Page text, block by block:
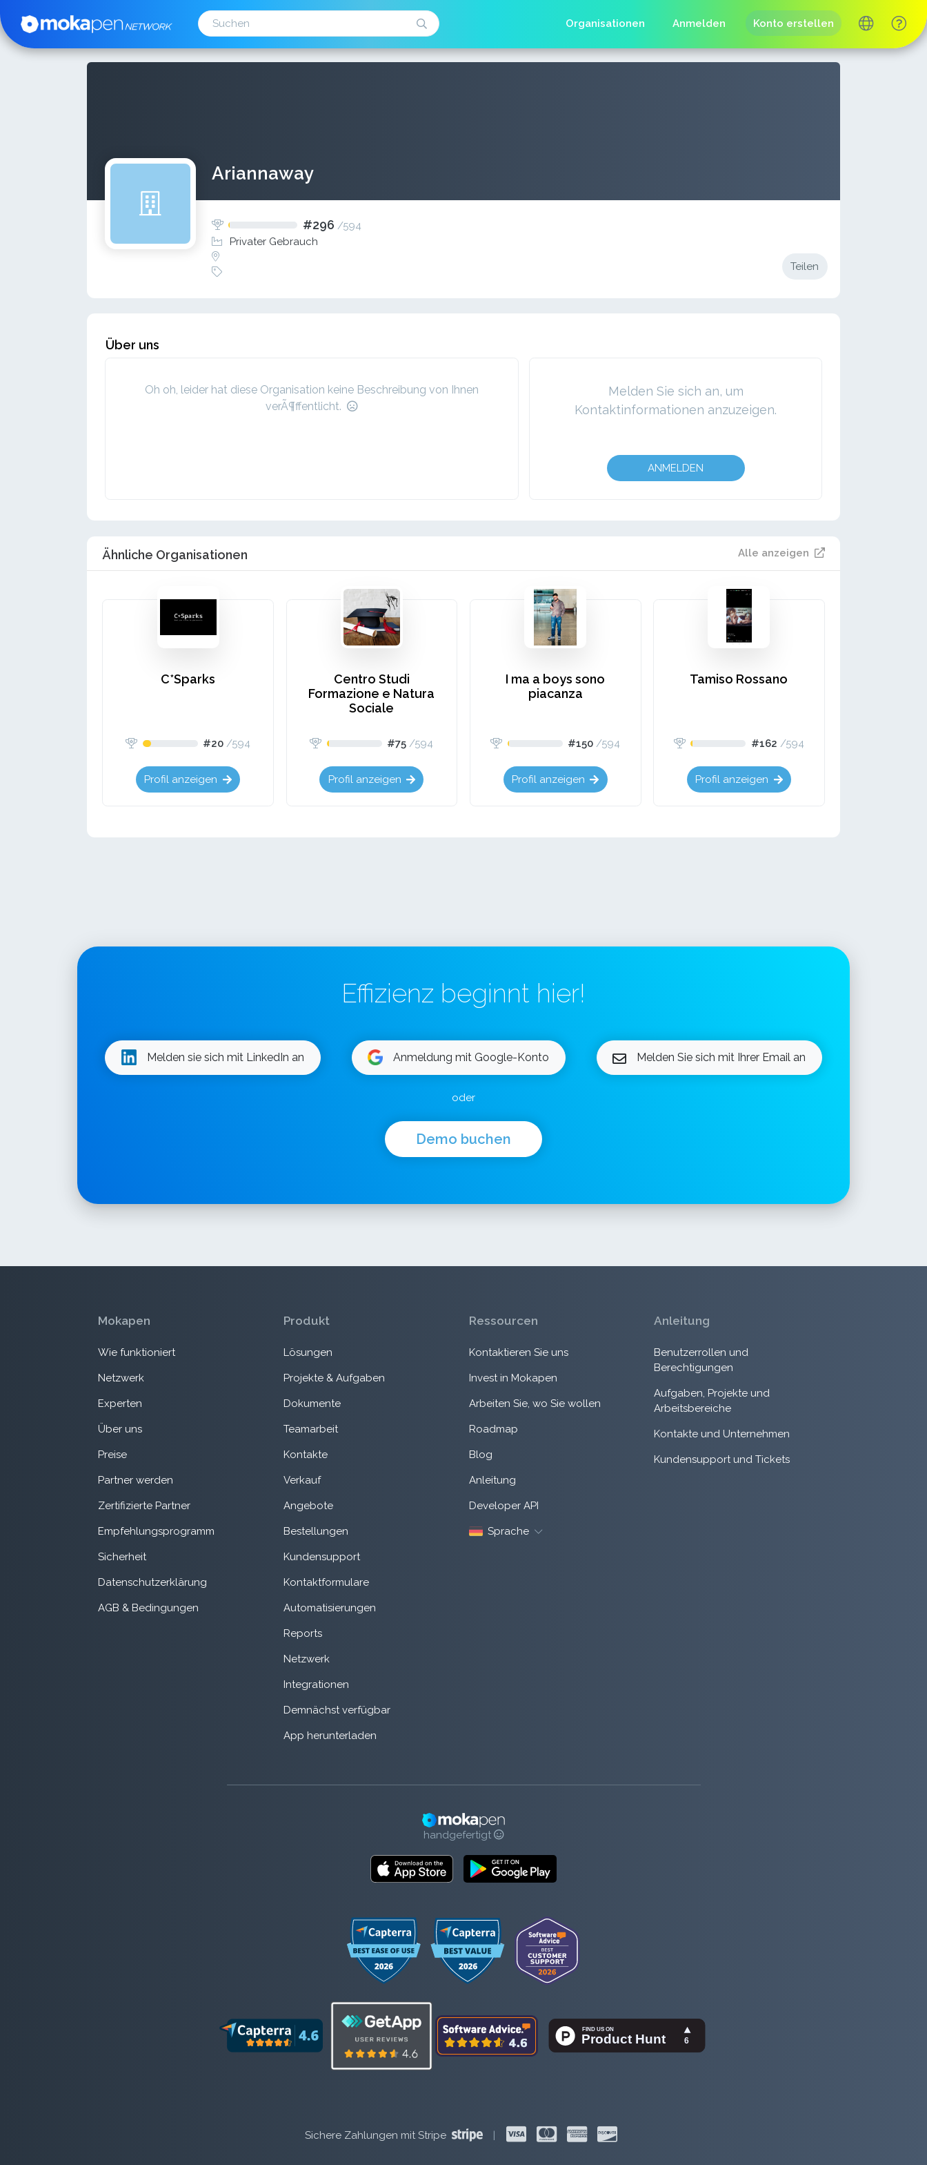
Organisationen Anmelden Konto erstellen
Ariannaway
#296 /594
Privater Gebrauch
Teilen
Über uns
Oh oh, leider hat diese Organisation keine Beschreibung von Ihnen
verÃ¶ffentlicht.
Melden Sie sich an, um
Kontaktinformationen anzuzeigen.
ANMELDEN
Ähnliche Organisationen Alle anzeigen
C*Sparks
#20 /594
Profil anzeigen
Centro Studi
Formazione e Natura
Sociale
#75 /594
Profil anzeigen
I ma a boys sono
piacanza
#150 /594
Profil anzeigen
Tamiso Rossano
#162 /594
Profil anzeigen
Effizienz beginnt hier!
Melden sie sich mit LinkedIn an Anmeldung mit Google-Konto Melden Sie sich mit Ihrer Email an
oder
Demo buchen
Mokapen
Wie funktioniert
Netzwerk
Experten
Über uns
Preise
Partner werden
Zertifizierte Partner
Empfehlungsprogramm
Sicherheit
Datenschutzerklärung
AGB & Bedingungen
Produkt
Lösungen
Projekte & Aufgaben
Dokumente
Teamarbeit
Kontakte
Verkauf
Angebote
Bestellungen
Kundensupport
Kontaktformulare
Automatisierungen
Reports
Netzwerk
Integrationen
Demnächst verfügbar
App herunterladen
Ressourcen
Kontaktieren Sie uns
Invest in Mokapen
Arbeiten Sie, wo Sie wollen
Roadmap
Blog
Anleitung
Developer API
Sprache
Anleitung
Benutzerrollen und
Berechtigungen
Aufgaben, Projekte und
Arbeitsbereiche
Kontakte und Unternehmen
Kundensupport und Tickets
handgefertigt
Sichere Zahlungen mit Stripe |